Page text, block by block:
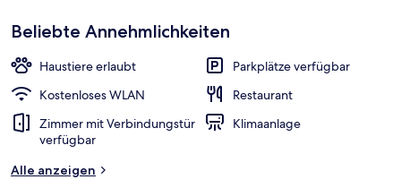
Beliebte Annehmlichkeiten
Haustiere erlaubt
Parkplätze verfügbar
Kostenloses WLAN
Restaurant
Zimmer mit Verbindungstür
verfügbar
Klimaanlage
Alle anzeigen